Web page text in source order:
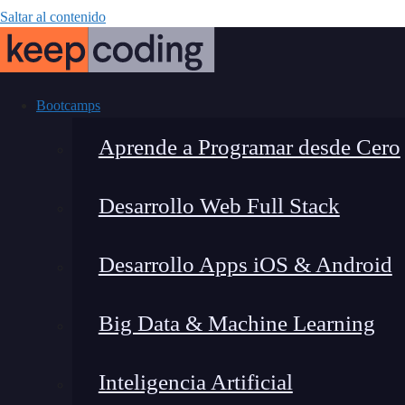
Saltar al contenido
Bootcamps
Aprende a Programar desde Cero
Desarrollo Web Full Stack
Desarrollo Apps iOS & Android
Big Data & Machine Learning
Inteligencia Artificial
Make
No-Code y